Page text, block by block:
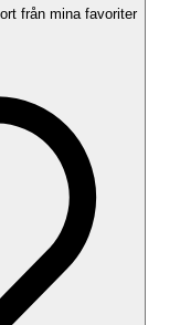
från mina favoriter